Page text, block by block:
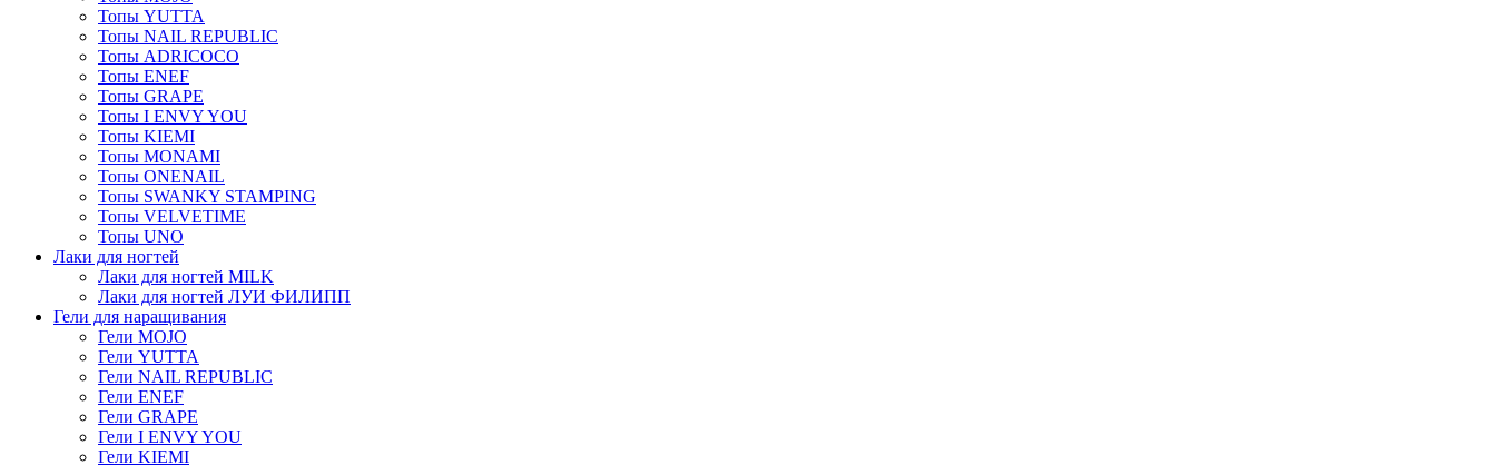
Топы YUTTA
Топы NAIL REPUBLIC
Топы ADRICOCO
Топы ENEF
Топы GRAPE
Топы I ENVY YOU
Топы KIEMI
Топы MONAMI
Топы ONENAIL
Топы SWANKY STAMPING
Топы VELVETIME
Топы UNO
Лаки для ногтей
Лаки для ногтей MILK
Лаки для ногтей ЛУИ ФИЛИПП
Гели для наращивания
Гели MOJO
Гели YUTTA
Гели NAIL REPUBLIC
Гели ENEF
Гели GRAPE
Гели I ENVY YOU
Гели KIEMI